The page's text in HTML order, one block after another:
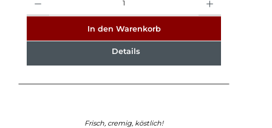
In den Warenkorb
Details
Frisch, cremig, köstlich!